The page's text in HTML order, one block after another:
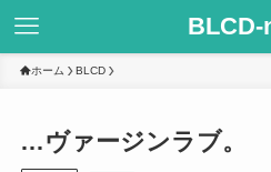
BLCD-
ホーム BLCD
…ヴァージンラブ。